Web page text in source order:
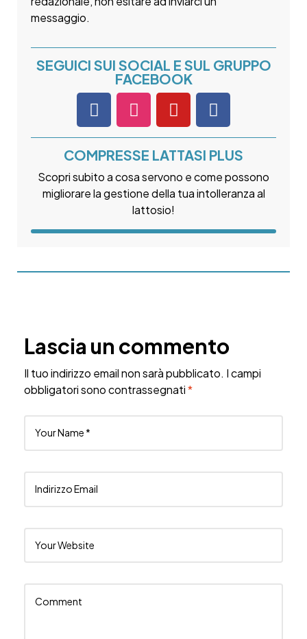
messaggio.
SEGUICI SUI SOCIAL E SUL GRUPPO
FACEBOOK
COMPRESSE LATTASI PLUS
Scopri subito a cosa servono e come possono
migliorare la gestione della tua intolleranza al
lattosio!
Lascia un commento
Il tuo indirizzo email non sarà pubblicato. I campi
obbligatori sono contrassegnati*